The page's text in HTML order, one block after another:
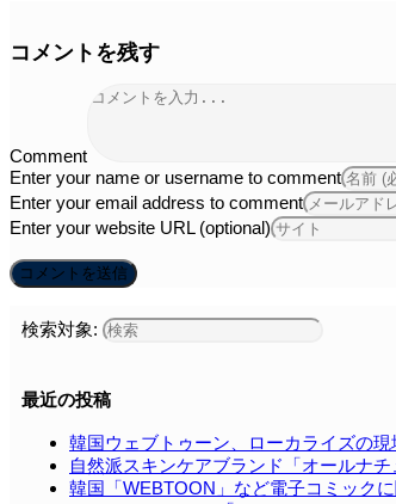
コメントを残す
Comment
Enter your name or username to comment
Enter your email address to comment
Enter your website URL (optional)
検索対象:
最近の投稿
韓国ウェブトゥーン、ローカライズの
自然派スキンケアブランド「オールナ
韓国「WEBTOON」など電⼦コミック